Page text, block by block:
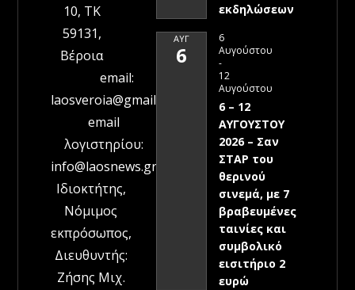
10, ΤΚ
59131,
Βέροια
email:
laosveroia@gmail.com
email
λογιστηρίου:
info@laosnews.gr
Ιδιοκτήτης,
Νόμιμος
εκπρόσωπος,
Διευθυντής:
Ζήσης Μιχ.
εκδηλώσεων
ΑΥΓ
6
6
Αυγούστου
-
12
Αυγούστου
6 – 12
ΑΥΓΟΥΣΤΟΥ
2026 – Σαν
ΣΤΑΡ του
θερινού
σινεμά, με 7
βραβευμένες
ταινίες και
συμβολικό
εισιτήριο 2
ευρώ